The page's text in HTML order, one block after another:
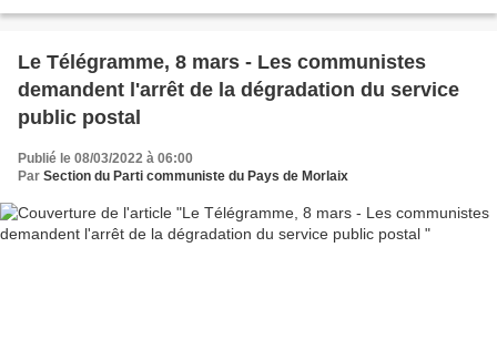
Le Télégramme, 8 mars - Les communistes
demandent l'arrêt de la dégradation du service
public postal
Publié le 08/03/2022 à 06:00
Par Section du Parti communiste du Pays de Morlaix